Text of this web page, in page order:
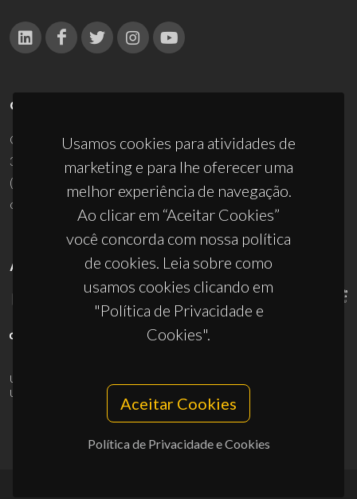
Usamos cookies para atividades de
marketing e para lhe oferecer uma
melhor experiência de navegação.
Ao clicar em “Aceitar Cookies”
você concorda com nossa política
de cookies. Leia sobre como
usamos cookies clicando em
"Política de Privacidade e
Cookies".
Aceitar Cookies
Política de Privacidade e Cookies
CONTACTOS
Campus Universitário de Santiago
3810-193 Aveiro - Portugal
(+351) 234 370 200
ciceco@ua.pt
APOIOS
UID/PRR/50011/2025
UID/PRR2/50011/2025
10.54499/UID/PRR2/50011/2025